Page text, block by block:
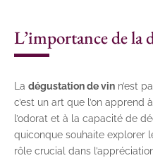
L’importance de la
La dégustation de vin n’est
c’est un art que l’on
l’odorat et à la capacité de
quiconque souhaite explorer
rôle crucial dans